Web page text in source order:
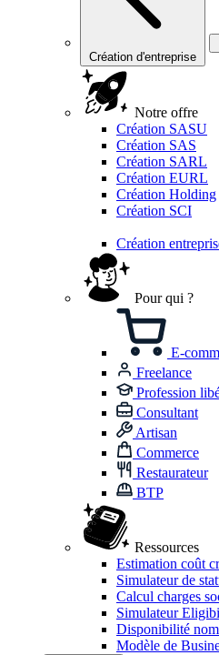
Création d'entreprise
Notre offre
Création SASU
Création SAS
Création SARL
Création EURL
Création Holding
Création SCI
Création
Pour qui ?
E-
Freelance
Profession
Consultant
Artisan
Commerce
Restaurateur
BTP
Ressources
Estimation coût
Simulateur de
Calcul charges
Simulateur
Disponibilité
Modèle de